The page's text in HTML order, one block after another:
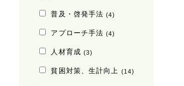
普及・啓発手法 (4)
アプローチ手法 (4)
人材育成 (3)
貧困対策、生計向上 (14)